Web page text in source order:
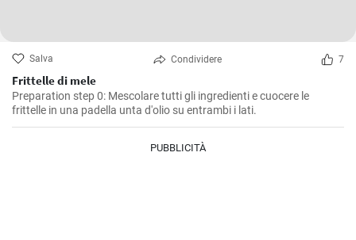
Salva Condividere 7
Frittelle di mele
Preparation step 0: Mescolare tutti gli ingredienti e cuocere le
frittelle in una padella unta d'olio su entrambi i lati.
PUBBLICITÀ